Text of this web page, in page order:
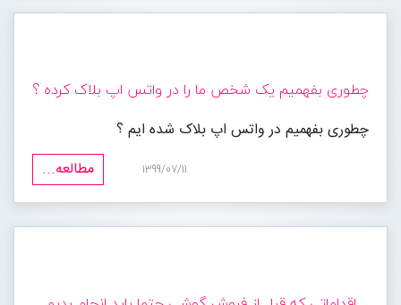
چطوری بفهمیم یک شخص ما را در واتس اپ بلاک کرده ؟
چطوری بفهمیم در واتس اپ بلاک شده ایم ؟
مطالعه...
1399/07/11